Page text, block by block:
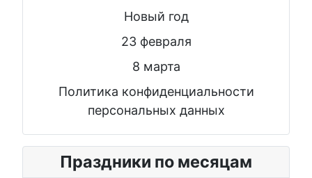
Новый год
23 февраля
8 марта
Политика конфиденциальности
персональных данных
Праздники по месяцам